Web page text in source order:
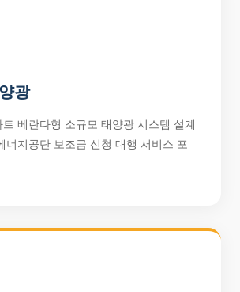
광
베란다형 소규모 태양광 시스템 설계
너지공단 보조금 신청 대행 서비스 포